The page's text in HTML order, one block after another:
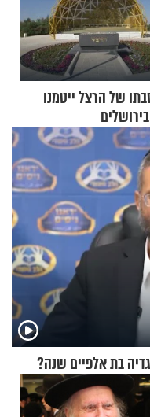
של הרצל ייטמנו
בת אלפיים שנה?